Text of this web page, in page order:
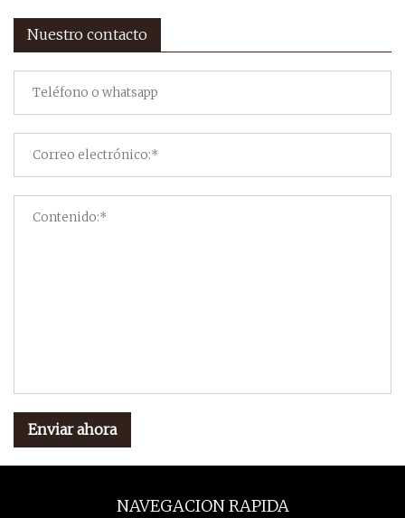
Nuestro contacto
Enviar ahora
NAVEGACION RAPIDA